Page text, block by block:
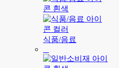
식품/음료